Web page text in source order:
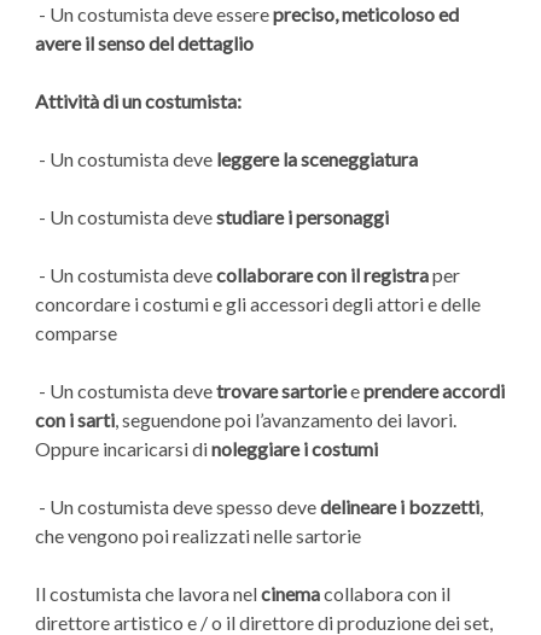
- Un costumista deve esserepreciso, meticoloso ed
avere il senso del dettaglio
Attività di un costumista:
- Un costumista deve leggere la sceneggiatura
- Un costumista devestudiare i personaggi
- Un costumista devecollaborare con il registraper
concordare i costumi e gli accessori degli attori e delle
comparse
- Un costumista devetrovaresartorieeprendere accordi
con isarti , seguendone poi l’avanzamento dei lavori.
Oppure incaricarsi dinoleggiare i costumi
- Un costumista deve spesso devedelineare i bozzetti
che vengono poi realizzati nelle sartorie
Il costumista che lavora nelcinemacollabora con il
direttore artistico e / o il direttore di produzione dei set,